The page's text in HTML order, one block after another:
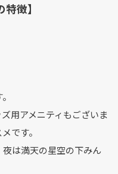
徴】
用アメニティもございま
です。
は満天の星空の下みん